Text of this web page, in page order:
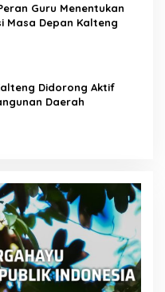
Guru Menentukan
Masa Depan Kalteng
Didorong Aktif
Daerah